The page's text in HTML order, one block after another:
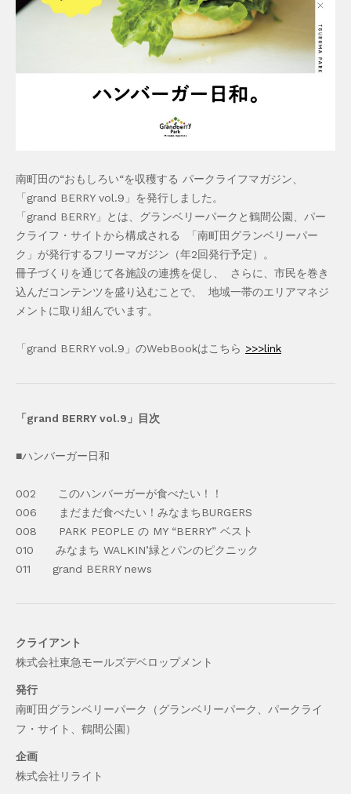
南町田の“おもしろい“を収穫する パークライフマガジン、
「grand BERRY vol.9」を発行しました。
「grand BERRY」とは、グランベリーパークと鶴間公園、パー
クライフ・サイトから構成される 「南町田グランベリーパー
ク」が発行するフリーマガジン（年2回発行予定）。
冊子づくりを通じて各施設の連携を促し、 さらに、市民を巻き
込んだコンテンツを盛り込むことで、 地域一帯のエリアマネジ
メントに取り組んでいます。
「grand BERRY vol.9」のWebBookはこちら >>>link
「grand BERRY vol.9」目次
■ハンバーガー日和
002 このハンバーガーが食べたい！！
006 まだまだ食べたい！みなまちBURGERS
008 PARK PEOPLE の MY “BERRY” ベスト
010 みなまち WALKIN’緑とパンのピクニック
011 grand BERRY news
クライアント
株式会社東急モールズデベロップメント
発行
南町田グランベリーパーク（グランベリーパーク、パークライ
フ・サイト、鶴間公園）
企画
株式会社リライト